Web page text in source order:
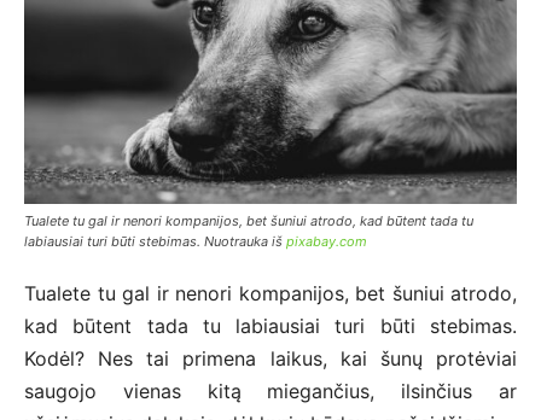
Tualete tu gal ir nenori kompanijos, bet šuniui atrodo, kad būtent tada tu
labiausiai turi būti stebimas. Nuotrauka iš pixabay.com
Tualete tu gal ir nenori kompanijos, bet šuniui atrodo,
kad būtent tada tu labiausiai turi būti stebimas.
Kodėl? Nes tai primena laikus, kai šunų protėviai
saugojo vienas kitą miegančius, ilsinčius ar